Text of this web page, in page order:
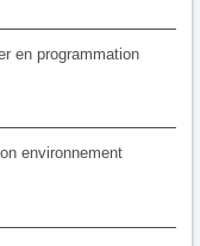
en programmation
environnement